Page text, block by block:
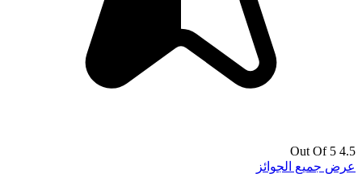
4.5 Out Of 5
عرض جميع الجوائز